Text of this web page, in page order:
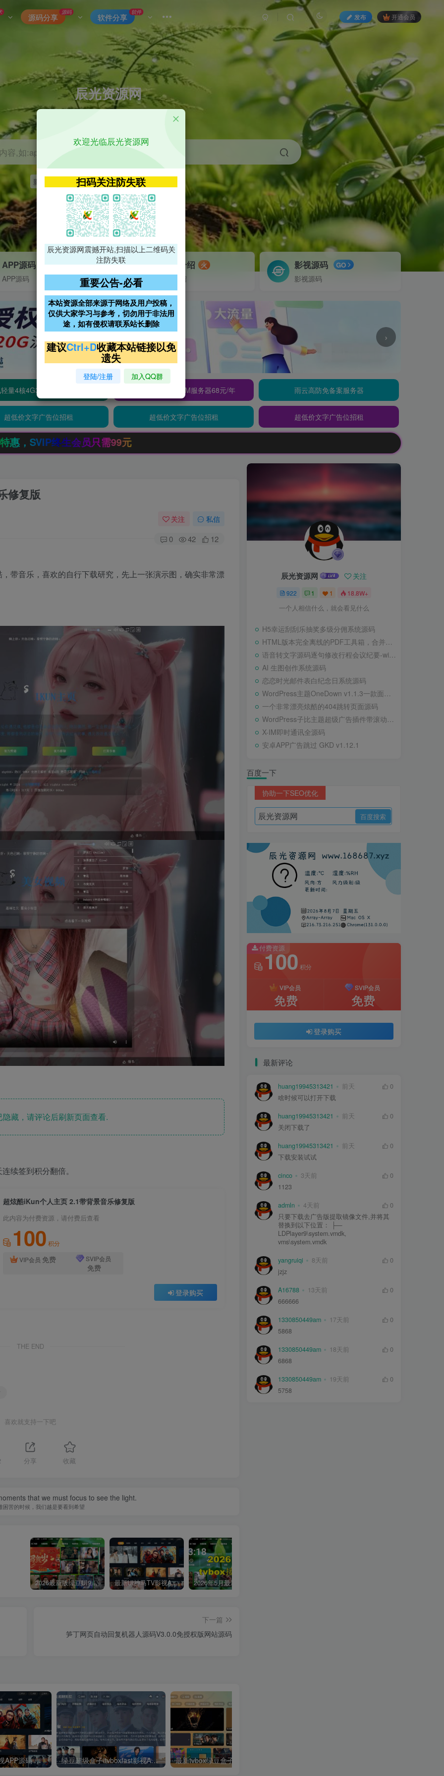
源码分享
源码
软件分享
软件
发布 开通会员
辰光资源网
优质的网络资源分享平台
容,如:app源码
影视 神马 getapp 原神
APP源码
APP源码
VIP特权介绍 火
VIP特权介绍
影视源码 GO
影视源码
›
量4核4G3M服务器38元/年 阿里云2核2G200M服务器68元/年 雨云高防免备案服务器
超低价文字广告位招租 超低价文字广告位招租 超低价文字广告位招租
元
修复版
关注 私信
0 42 12
带音乐，喜欢的自行下载研究，先上一张演示图，确实非常漂
藏，请评论后刷新页面查看.
续签到积分翻倍。
超炫酷iKun个人主页 2.1带背景音乐修复版
此内容为付费资源，请付费后查看
100 积分
VIP会员 免费 SVIP会员
免费
登录购买
THE END
喜欢就支持一下吧
分享 收藏
that we must focus to see the light.
困苦的时候，我们越是要看到希望
2026最新版绿豆UI9双端影视APP源码 最新UI神马TV影视APP源码 乐檬影视苹果CMS后台 包含前后端源码
下一篇
笋丁网页自动回复机器人源码V3.0.0免授权版网站源码
最新UI神马TV影视APP源码 乐檬影视苹果CMS后台 包含前后端源码 绿豆超级盒子itvboxfast影视APP双端源码 TV+手机双端 支持值波/后台管理仓库/会员系统/卡密系统/批量生成账号 自动换源 集成免签约支付系统
辰光资源网 关注
922 1 1 18.8W+
一个人相信什么，就会看见什么
H5幸运刮刮乐抽奖多级分佣系统源码
HTML版本完全离线的PDF工具箱，合并、拆分、旋转、删除、PDF转图片、图片转PDF
语音转文字源码逐句修改行程会议纪要-wisper版本
AI 生图创作系统源码
恋恋时光邮件表白纪念日系统源码
WordPress主题OneDown v1.1.3一款面向个人站长的资源下载、技术教程、内容资讯类站点的 WordPress 主题
一个非常漂亮炫酷的404跳转页面源码
WordPress子比主题超级广告插件带滚动公告
X-IM即时通讯全源码
安卓APP广告跳过 GKD v1.12.1
百度一下
协助一下SEO优化
付费资源
100 积分
VIP会员
免费
SVIP会员
免费
登录购买
最新评论
huang19945313421 前天
0
啥时候可以打开下载
huang19945313421 前天
0
关闭下载了
huang19945313421 前天
0
下载安装试试
cinco 3天前
0
1123
admln 4天前
0
只要下载去广告版提取镜像文件,并将其
替换到以下位置： ├—
LDPlayer9\system.vmdk,
vms\system.vmdk
yangruiqi 8天前
0
jzjz
A16788 13天前
0
666666
1330850449am 17天前
0
5868
1330850449am 18天前
0
6868
1330850449am 19天前
0
5758
欢迎光临辰光资源网
扫码关注防失联
辰光资源网震撼开站,扫描以上二维码关
注防失联
重要公告-必看
本站资源全部来源于网络及用户投稿，
仅供大家学习与参考，切勿用于非法用
途，如有侵权请联系站长删除
建议Ctrl+D收藏本站链接以免
遗失
登陆/注册 加入QQ群